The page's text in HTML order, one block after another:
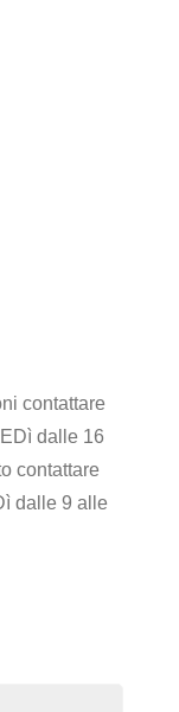
contattare
dalle 16
contattare
dalle 9 alle